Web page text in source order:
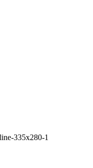
335x280-1